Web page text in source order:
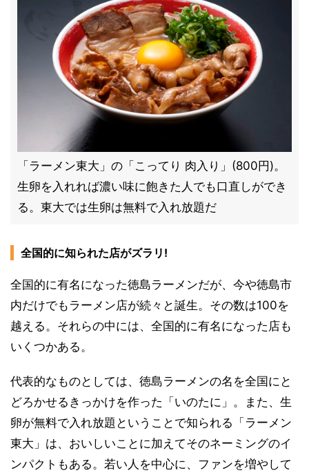
「ラーメン東大」の「こってり 肉入り」(800円)。
生卵を入れれば濃い味に飽きた人でも口直しができ
る。東大では生卵は無料で入れ放題だ
全国的に知られた店がズラリ!
全国的に有名になった徳島ラーメンだが、今や徳島市
内だけでもラーメン店が続々と誕生。その数は100を
越える。それらの中には、全国的に有名になった店も
いくつかある。
代表的なものとしては、徳島ラーメンの名を全国にと
どろかせるきっかけを作った「いのたに」。また、生
卵が無料で入れ放題ということで知られる「ラーメン
東大」は、おいしいことに加えてそのネーミングのイ
ンパクトもある。若い人を中心に、ファンを増やして